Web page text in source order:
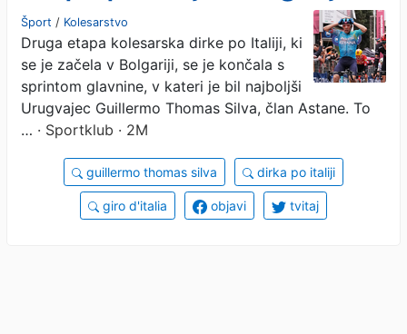
Šport / Kolesarstvo
Druga etapa kolesarska dirke po Italiji, ki
se je začela v Bolgariji, se je končala s
sprintom glavnine, v kateri je bil najboljši
Urugvajec Guillermo Thomas Silva, član Astane. To
… · Sportklub · 2M
guillermo thomas silva dirka po italiji
giro d'italia objavi tvitaj